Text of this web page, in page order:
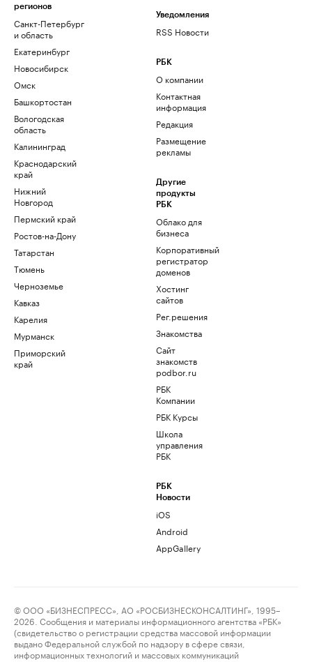
регионов
Санкт-Петербург
и область
Екатеринбург
Новосибирск
Омск
Башкортостан
Вологодская
область
Калининград
Краснодарский
край
Нижний
Новгород
Пермский край
Ростов-на-Дону
Татарстан
Тюмень
Черноземье
Кавказ
Карелия
Мурманск
Приморский
край
Уведомления
RSS Новости
РБК
О компании
Контактная
информация
Редакция
Размещение
рекламы
Другие
продукты
РБК
Облако для
бизнеса
Корпоративный
регистратор
доменов
Хостинг
сайтов
Рег.решения
Знакомства
Сайт
знакомств
podbor.ru
РБК
Компании
РБК Курсы
Школа
управления
РБК
РБК
Новости
iOS
Android
AppGallery
© ООО «БИЗНЕСПРЕСС», АО «РОСБИЗНЕСКОНСАЛТИНГ», 1995–
2026. Сообщения и материалы информационного агентства «РБК»
(свидетельство о регистрации средства массовой информации
выдано Федеральной службой по надзору в сфере связи,
информационных технологий и массовых коммуникаций